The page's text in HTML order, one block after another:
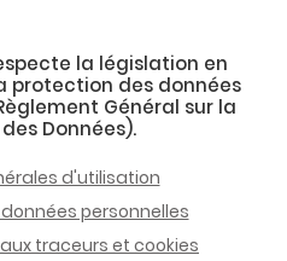
la législation en
protection des données
Général sur la
Données).
d'utilisation
personnelles
traceurs et cookies